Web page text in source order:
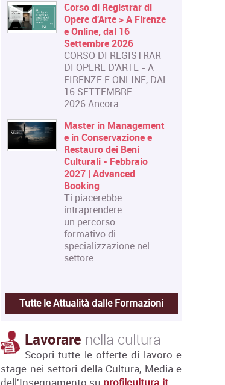
Corso di Registrar di
Opere d'Arte > A Firenze
e Online, dal 16
Settembre 2026
CORSO DI REGISTRAR
DI OPERE D'ARTE - A
FIRENZE E ONLINE, DAL
16 SETTEMBRE
2026.Ancora…
Master in Management
e in Conservazione e
Restauro dei Beni
Culturali - Febbraio
2027 | Advanced
Booking
Ti piacerebbe
intraprendere
un percorso
formativo di
specializzazione nel
settore…
Tutte le Attualità dalle Formazioni
Lavorare nella cultura
Scopri tutte le offerte di lavoro e
stage nei settori della Cultura, Media e